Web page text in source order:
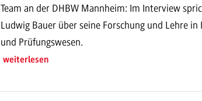
Team an der DHBW Mannheim: Im Interview
Ludwig Bauer über seine Forschung und Lehre in
und Prüfungswesen.
weiterlesen